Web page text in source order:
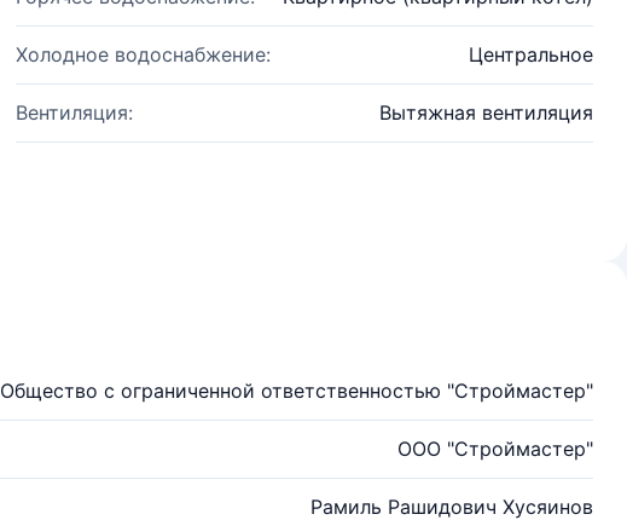
Холодное водоснабжение: Центральное
Вентиляция: Вытяжная вентиляция
Общество с ограниченной ответственностью "Строймастер"
ООО "Строймастер"
Рамиль Рашидович Хусяинов